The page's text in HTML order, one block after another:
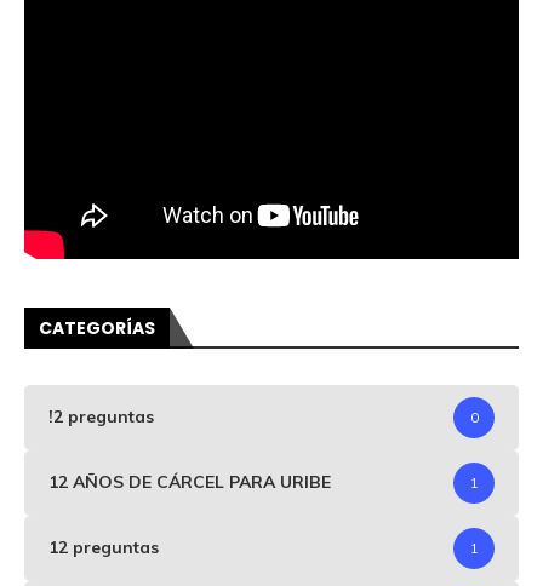
CATEGORÍAS
!2 preguntas 0
12 AÑOS DE CÁRCEL PARA URIBE 1
12 preguntas 1